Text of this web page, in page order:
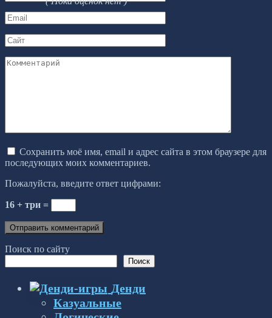
*
Email
*
Сайт
Комментарий
Сохранить моё имя, email и адрес сайта в этом браузере для
последующих моих комментариев.
Пожалуйста, введите ответ цифрами:
16 + три =
Поиск по сайту
Поиск
Денди
Казуальные